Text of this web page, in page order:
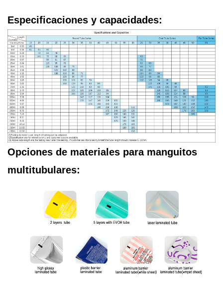
Especificaciones y capacidades:
Opciones de materiales para manguitos
multitubulares: